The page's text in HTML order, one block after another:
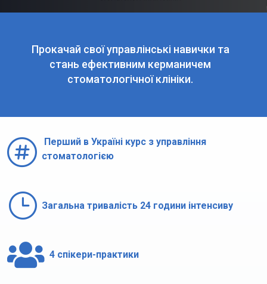
Прокачай свої управлінські навички та
стань ефективним керманичем
стоматологічної клініки.

Перший в Україні курс з управління
стоматологією
} Загальна тривалість 24 години інтенсиву
 4 спікери-практики